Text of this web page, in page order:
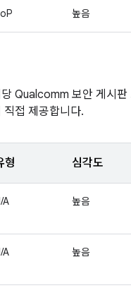
높음
Qualcomm 보안 게시
접 제공합니다.
형 심각도
A 높음
A 높음